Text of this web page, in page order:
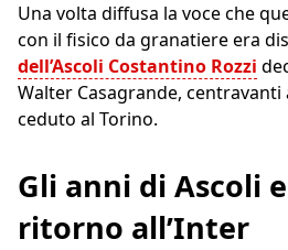
Una volta diffusa la voce che
con il fisico da granatiere era
dell’Ascoli Costantino Rozzi
Walter Casagrande, centravanti
ceduto al Torino.
Gli anni di Ascoli
ritorno all’Inter